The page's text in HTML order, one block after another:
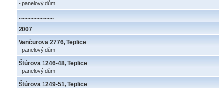
- panelový dům
........................
2007
Vančurova 2776, Teplice
- panelový dům
Štúrova 1246-48, Teplice
- panelový dům
Štúrova 1249-51, Teplice